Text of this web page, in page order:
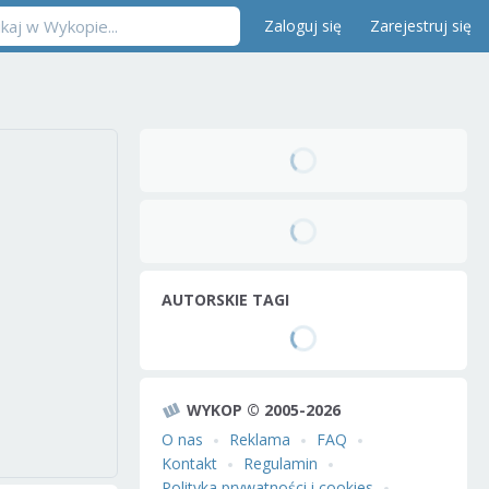
Zaloguj się Zarejestruj się
AUTORSKIE TAGI
WYKOP © 2005-2026
O nas
Reklama
FAQ
Kontakt
Regulamin